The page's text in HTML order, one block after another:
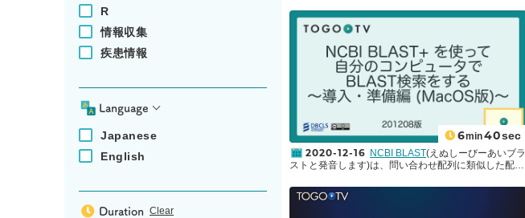
R
情報収集
疾患情報
Language
Japanese
English
Duration Clear
を目的とした生理活性をもつ化合物や小分子のデータ
ベースです( 原著論文: ChEMBL: towards direct
deposition of bioassay data
分子(約240万種類)と、そのターゲット(約15,000)やア
ッセイ情報(約150万)を紐付けて収載しています。化合
物や小分子の名称、分子式、分子量、標準SMILES、
標準InChIなどの情報に加え、結合定数、ADMEデータ
など生理活性に関する情報や、薬としての開発段階の
情報などが付与されています。2019年にインターフェ
ースが刷新され、化合物を名称や構造で検索したり、
ターゲットをタンパク質の名称で検索することができ
るだけでなく、様々な観点から化合物について検索す
ることができるようになっています。
6min40sec
2020-12-16 NCBI BLAST(えぬしーびーあいブラ
ストと発音します)は、問い合わせ配列に類似した配列
名称はBasic Local Alignment Search Toolの頭文字に
由来しており、配列解析には欠かせない、基本的なツ